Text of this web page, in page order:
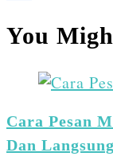
You
Cara Pesan
Dan